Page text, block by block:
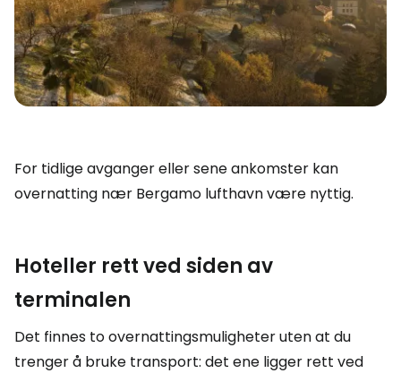
For tidlige avganger eller sene ankomster kan
overnatting nær Bergamo lufthavn være nyttig.
Hoteller rett ved siden av
terminalen
Det finnes to overnattingsmuligheter uten at du
trenger å bruke transport: det ene ligger rett ved